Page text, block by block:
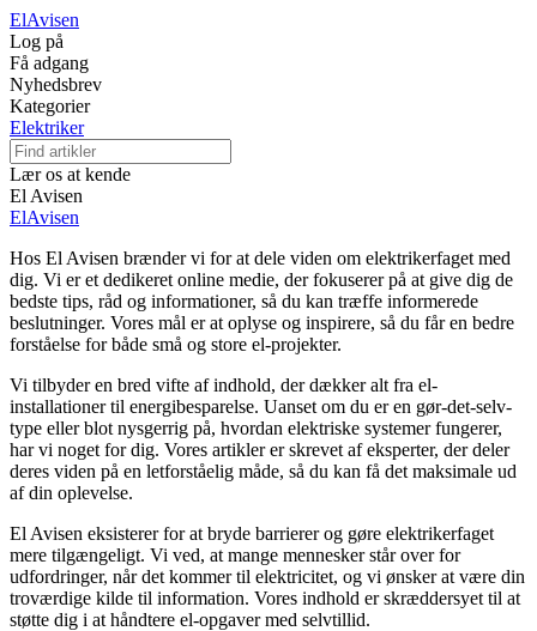
ElAvisen
Log på
Få adgang
Nyhedsbrev
Kategorier
Elektriker
Lær os at kende
El Avisen
ElAvisen
Hos El Avisen brænder vi for at dele viden om elektrikerfaget med
dig. Vi er et dedikeret online medie, der fokuserer på at give dig de
bedste tips, råd og informationer, så du kan træffe informerede
beslutninger. Vores mål er at oplyse og inspirere, så du får en bedre
forståelse for både små og store el-projekter.
Vi tilbyder en bred vifte af indhold, der dækker alt fra el-
installationer til energibesparelse. Uanset om du er en gør-det-selv-
type eller blot nysgerrig på, hvordan elektriske systemer fungerer,
har vi noget for dig. Vores artikler er skrevet af eksperter, der deler
deres viden på en letforståelig måde, så du kan få det maksimale ud
af din oplevelse.
El Avisen eksisterer for at bryde barrierer og gøre elektrikerfaget
mere tilgængeligt. Vi ved, at mange mennesker står over for
udfordringer, når det kommer til elektricitet, og vi ønsker at være din
troværdige kilde til information. Vores indhold er skræddersyet til at
støtte dig i at håndtere el-opgaver med selvtillid.